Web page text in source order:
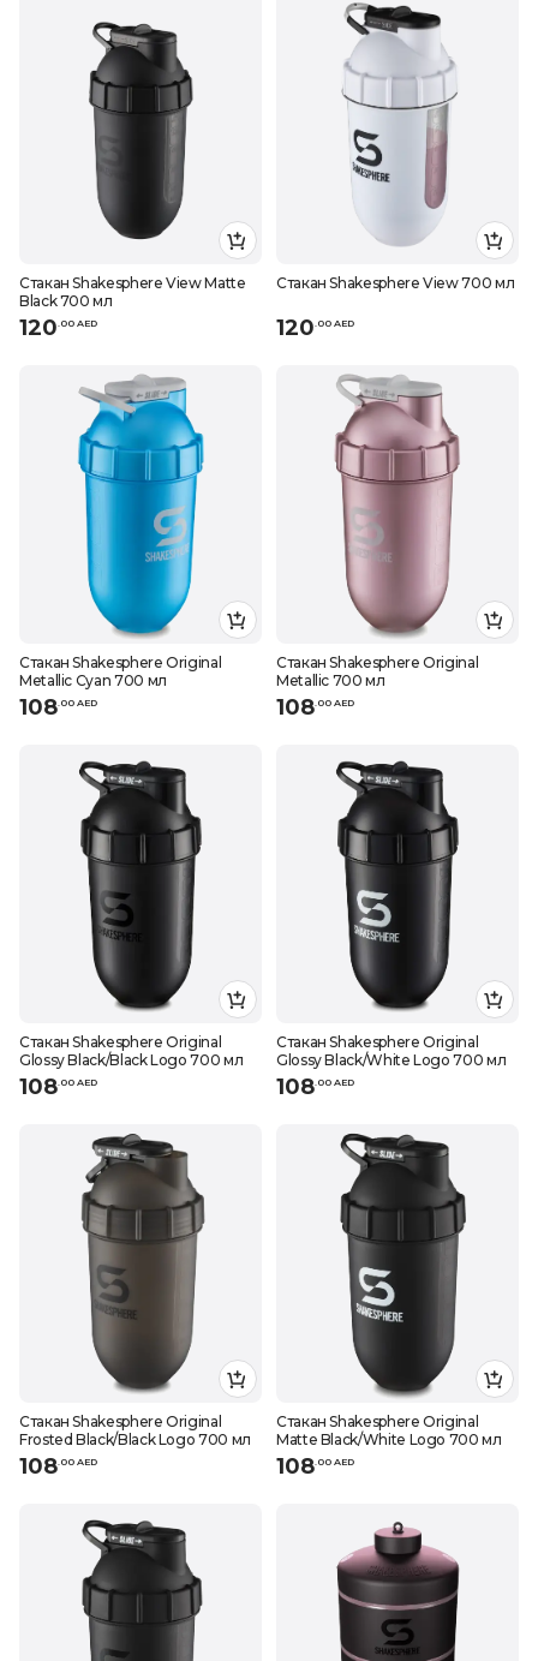
Стакан Shakesphere View Matte
Black 700 мл
120 00 AED
Стакан Shakesphere View 700 мл
120 00 AED
Стакан Shakesphere Original
Metallic Cyan 700 мл
108 00 AED
Стакан Shakesphere Original
Metallic 700 мл
108 00 AED
Стакан Shakesphere Original
Glossy Black/Black Logo 700 мл
108.00 AED
Стакан Shakesphere Original
Glossy Black/White Logo 700 мл
108.00 AED
Стакан Shakesphere Original
Frosted Black/Black Logo 700 мл
108.00 AED
Стакан Shakesphere Original
Matte Black/White Logo 700 мл
108.00 AED